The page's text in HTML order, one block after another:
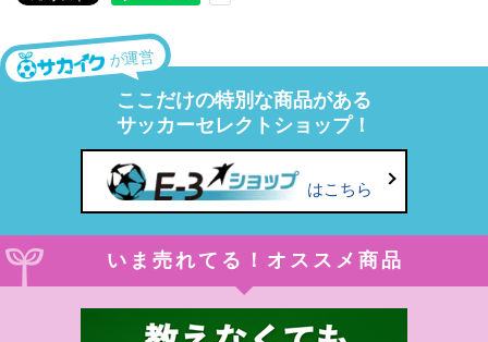
が運営
ここだけの特別な商品がある
サッカーセレクトショップ！
はこちら
いま売れてる！オススメ商品